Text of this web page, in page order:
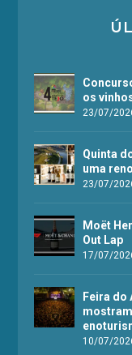
os
23/07/
Quinta
uma
23/07/
Moët
Out Lap
17/07/
Feira do
10/07/